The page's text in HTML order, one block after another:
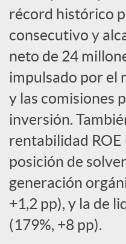
i
a
l
e
s
récord histórico
consecutivo y
neto de 24
impulsado por el
y las comisiones
inversión.
rentabilidad ROE
posición de
generación
+1,2 pp), y la de
(179%, +8 pp).